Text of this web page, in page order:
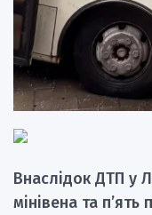
Внаслідок ДТП у
мінівена та